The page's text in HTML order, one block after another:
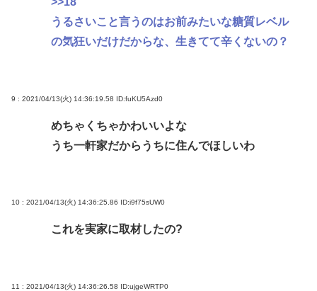
うるさいこと言うのはお前みたいな糖質レベル
の気狂いだけだからな、生きてて辛くないの？
9 : 2021/04/13(火) 14:36:19.58 ID:fuKU5Azd0
めちゃくちゃかわいいよな
うち一軒家だからうちに住んでほしいわ
10 : 2021/04/13(火) 14:36:25.86 ID:i9f75sUW0
これを実家に取材したの?
11 : 2021/04/13(火) 14:36:26.58 ID:ujgeWRTP0